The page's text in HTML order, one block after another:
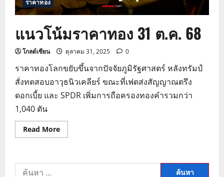
ราคาทอง
แนวโน้มราคาทอง 31 ต.ค. 68
โกลด์เซียน ตุลาคม 31, 2025 0
ราคาทองโลกขยับขึ้นจากปัจจัยภูมิรัฐศาสตร์ หลังทรัมป์
สั่งทดสอบอาวุธนิวเคลียร์ ขณะที่เฟดส่งสัญญาณตรึง
ดอกเบี้ย และ SPDR เพิ่มการถือครองทองคำรวมกว่า
1,040 ตัน
Read MoreRead
more
ราคา
ค้นหา